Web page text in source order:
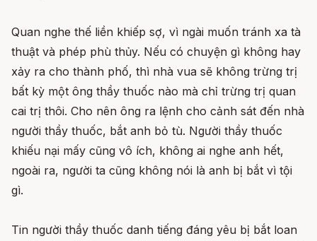
Quan nghe thế liền khiếp sợ, vì ngài muốn tránh xa tà
thuật và phép phù thủy. Nếu có chuyện gì không hay
xảy ra cho thành phố, thì nhà vua sẽ không trừng trị
bất kỳ một ông thầy thuốc nào mà chỉ trừng trị quan
cai trị thôi. Cho nên ông ra lệnh cho cảnh sát đến nhà
người thầy thuốc, bắt anh bỏ tù. Người thầy thuốc
khiếu nại mấy cũng vô ích, không ai nghe anh hết,
ngoài ra, người ta cũng không nói là anh bị bắt vì tội
gì.
Tin người thầy thuốc danh tiếng đáng yêu bị bắt loan